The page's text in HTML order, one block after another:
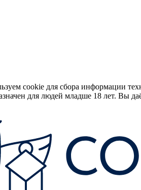
cookie для сбора информации
для людей младше 18 лет. Вы